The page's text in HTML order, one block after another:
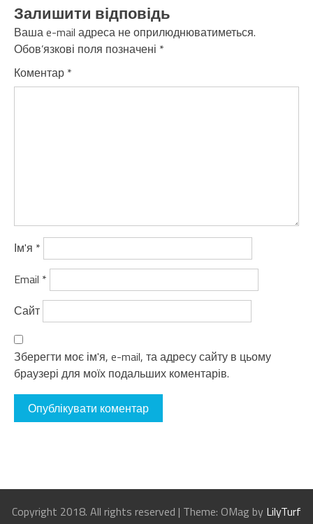
Залишити відповідь
Ваша e-mail адреса не оприлюднюватиметься.
Обов’язкові поля позначені *
Коментар *
Ім'я *
Email *
Сайт
Зберегти моє ім'я, e-mail, та адресу сайту в цьому
браузері для моїх подальших коментарів.
Copyright 2018. All rights reserved | Theme: OMag by LilyTurf